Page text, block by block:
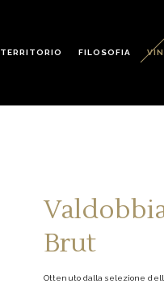
TERRITORIO FILOSOFIA
Brut
Ottenuto dalla selezione